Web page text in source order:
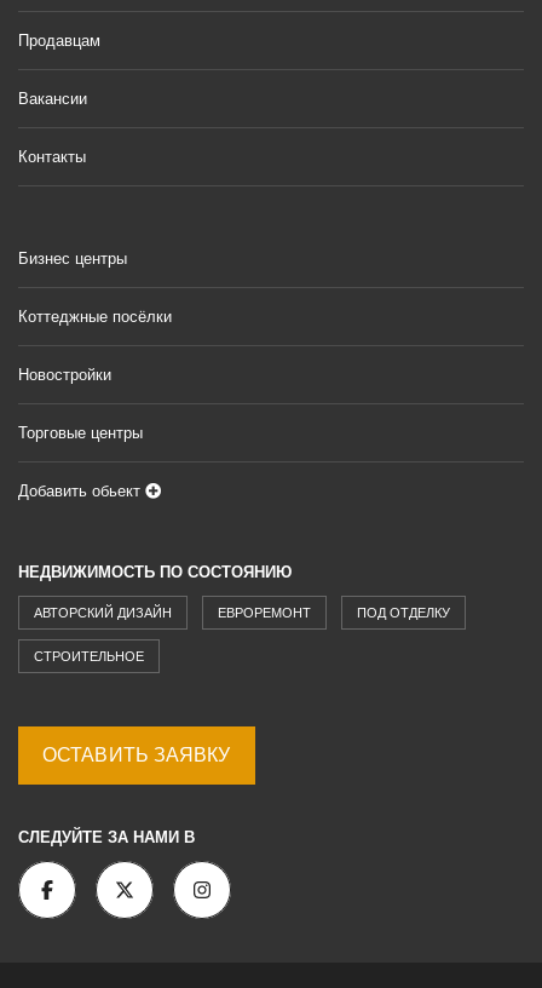
Продавцам
Вакансии
Контакты
Бизнес центры
Коттеджные посёлки
Новостройки
Торговые центры
Добавить обьект
НЕДВИЖИМОСТЬ ПО СОСТОЯНИЮ
АВТОРСКИЙ ДИЗАЙН ЕВРОРЕМОНТ ПОД ОТДЕЛКУ
СТРОИТЕЛЬНОЕ
ОСТАВИТЬ ЗАЯВКУ
СЛЕДУЙТЕ ЗА НАМИ В